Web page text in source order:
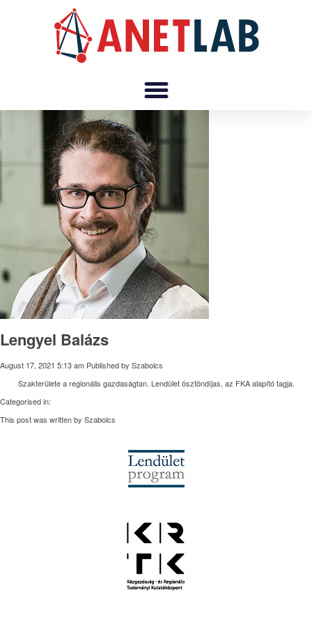
Lengyel Balázs
August 17, 2021 5:13 am Published by Szabolcs
Szakterülete a regionális gazdaságtan. Lendület ösztöndíjas, az FKA alapító tagja.
Categorised in:
This post was written by Szabolcs